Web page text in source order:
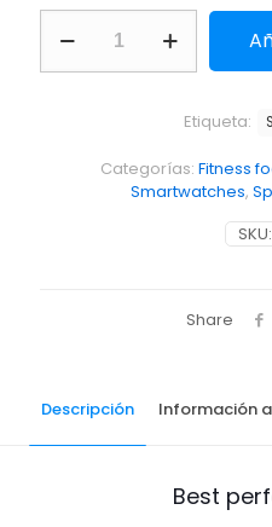
SKU:
Categorías: Fitness
Smartwatches,
Etiqueta:
Share
Descripción Información
Best